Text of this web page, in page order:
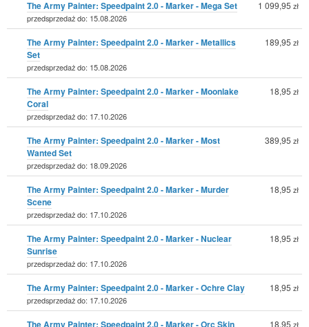
The Army Painter: Speedpaint 2.0 - Marker - Mega Set
przedsprzedaż do: 15.08.2026
1 099,95 zł
The Army Painter: Speedpaint 2.0 - Marker - Metallics
Set
przedsprzedaż do: 15.08.2026
189,95 zł
The Army Painter: Speedpaint 2.0 - Marker - Moonlake
Coral
przedsprzedaż do: 17.10.2026
18,95 zł
The Army Painter: Speedpaint 2.0 - Marker - Most
Wanted Set
przedsprzedaż do: 18.09.2026
389,95 zł
The Army Painter: Speedpaint 2.0 - Marker - Murder
Scene
przedsprzedaż do: 17.10.2026
18,95 zł
The Army Painter: Speedpaint 2.0 - Marker - Nuclear
Sunrise
przedsprzedaż do: 17.10.2026
18,95 zł
The Army Painter: Speedpaint 2.0 - Marker - Ochre Clay
przedsprzedaż do: 17.10.2026
18,95 zł
The Army Painter: Speedpaint 2.0 - Marker - Orc Skin 18,95 zł